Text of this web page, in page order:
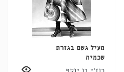
מעיל גשם בגזרת
שכמיה